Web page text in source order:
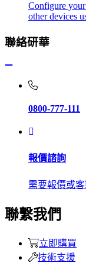
Configure your
other devices
聯絡研華
0800-777-111
報價諮詢
需要報價或
聯繫我們
立即購買
技術支援